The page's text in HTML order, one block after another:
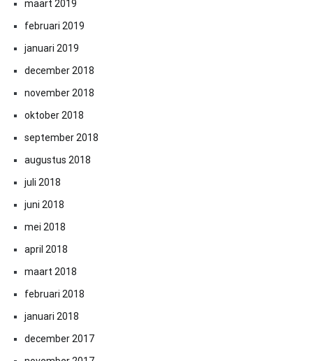
maart 2019
februari 2019
januari 2019
december 2018
november 2018
oktober 2018
september 2018
augustus 2018
juli 2018
juni 2018
mei 2018
april 2018
maart 2018
februari 2018
januari 2018
december 2017